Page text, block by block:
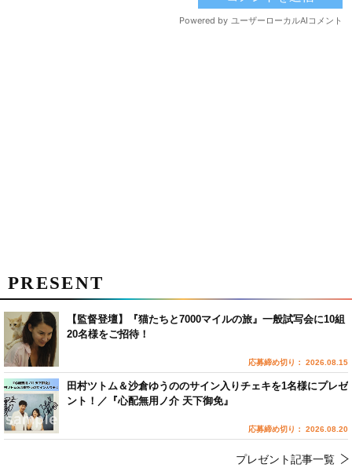
PRESENT
【監督登壇】『猫たちと7000マイルの旅』一般試写会に10組
20名様をご招待！
応募締め切り： 2026.08.15
田村ツトム＆沙倉ゆうののサイン入りチェキを1名様にプレゼ
ント！／『心配無用ノ介 天下御免』
応募締め切り： 2026.08.20
プレゼント記事一覧